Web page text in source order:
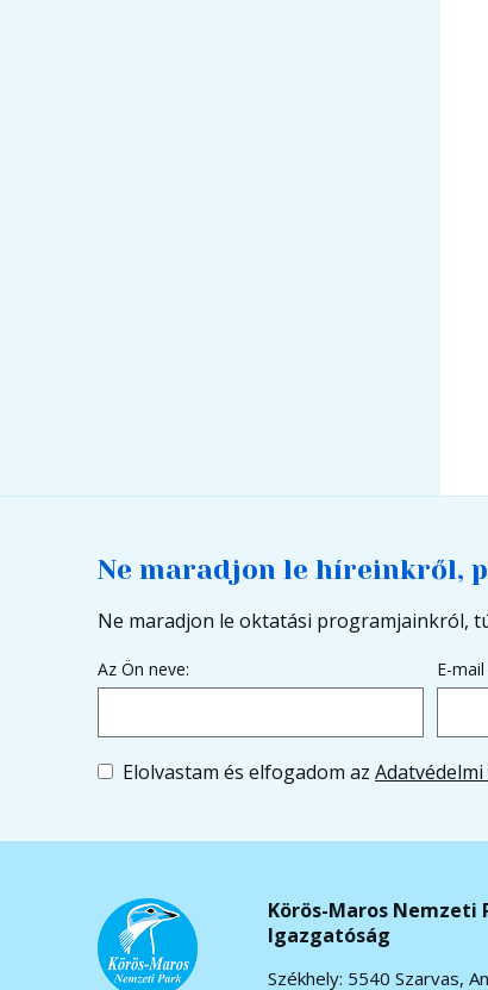
Ne maradjon le híreinkről,
Ne maradjon le oktatási programjainkról,
Az Ön neve: E-
Elolvastam és elfogadom az
Körös-Maros Nemzeti
Igazgatóság
Székhely: 5540 Szarvas,